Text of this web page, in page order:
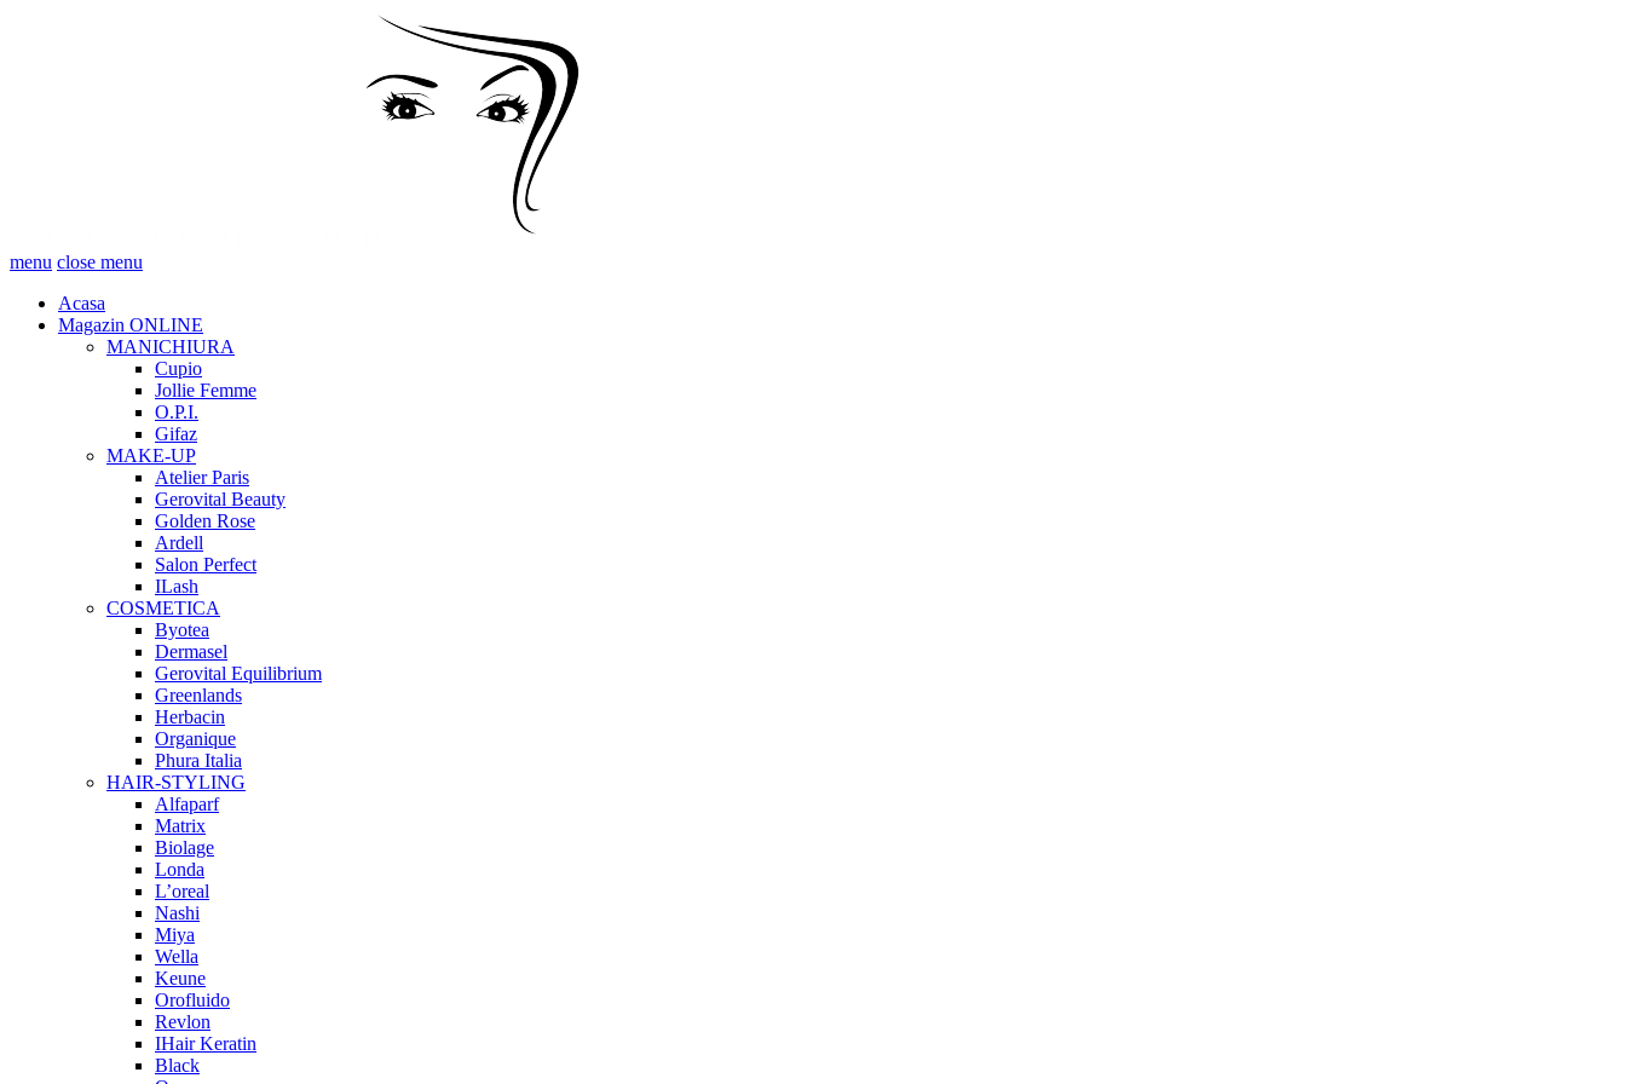
menu close menu
Acasa
Magazin ONLINE
MANICHIURA
Cupio
Jollie Femme
O.P.I.
Gifaz
MAKE-UP
Atelier Paris
Gerovital Beauty
Golden Rose
Ardell
Salon Perfect
ILash
COSMETICA
Byotea
Dermasel
Gerovital Equilibrium
Greenlands
Herbacin
Organique
Phura Italia
HAIR-STYLING
Alfaparf
Matrix
Biolage
Londa
L’oreal
Nashi
Miya
Wella
Keune
Orofluido
Revlon
IHair Keratin
Black